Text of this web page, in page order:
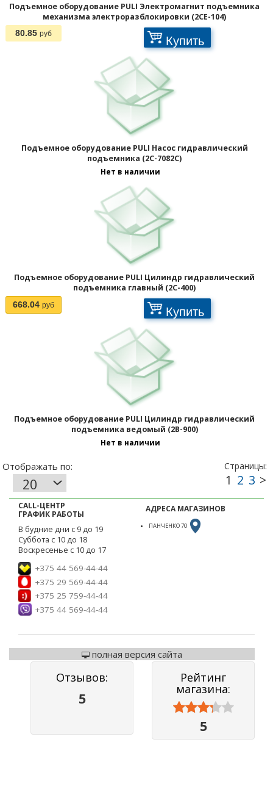
Подъемное оборудование PULI Электромагнит подъемника
механизма электроразблокировки (2CE-104)
80.85 руб Купить
Подъемное оборудование PULI Насос гидравлический
подъемника (2C-7082C)
Нет в наличии
Подъемное оборудование PULI Цилиндр гидравлический
подъемника главный (2C-400)
668.04 руб Купить
Подъемное оборудование PULI Цилиндр гидравлический
подъемника ведомый (2B-900)
Нет в наличии
CALL-ЦЕНТР
ГРАФИК РАБОТЫ
В будние дни с 9 до 19
Суббота с 10 до 18
Воскресенье с 10 до 17
+375 44 569-44-44
+375 29 569-44-44
+375 25 759-44-44
+375 44 569-44-44
АДРЕСА МАГАЗИНОВ
ПАНЧЕНКО 70
полная версия сайта
Отзывов:
5
Рейтинг
магазина:



5